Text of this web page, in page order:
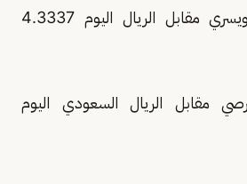
سعر الفرنك السويسري مقابل الريال اليوم 4.3337
مقابل الريال السعودي اليوم